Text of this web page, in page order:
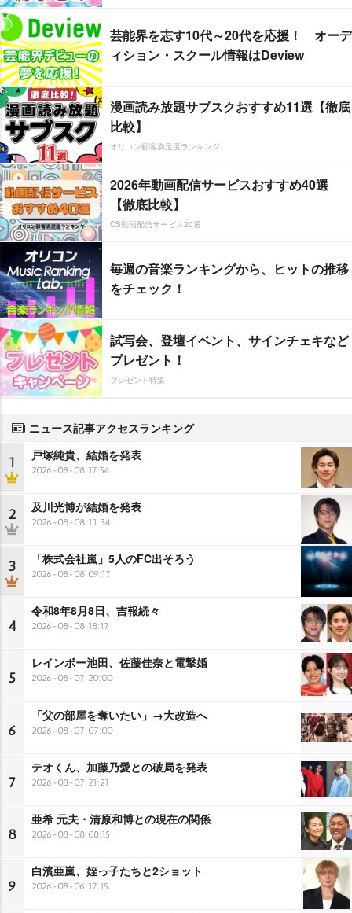
芸能界を志す10代～20代を応援！ オーデ
ィション・スクール情報はDeview
漫画読み放題サブスクおすすめ11選【徹底
比較】
オリコン顧客満足度ランキング
2026年動画配信サービスおすすめ40選
【徹底比較】
CS動画配信サービス20選
毎週の音楽ランキングから、ヒットの推移
をチェック！
試写会、登壇イベント、サインチェキなど
プレゼント！
プレゼント特集
ニュース記事アクセスランキング
1 戸塚純貴、結婚を発表
2026-08-08 17:54
2 及川光博が結婚を発表
2026-08-08 11:34
3 「株式会社嵐」5人のFC出そろう
2026-08-08 09:17
4
令和8年8月8日、吉報続々
2026-08-08 18:17
5
レインボー池田、佐藤佳奈と電撃婚
2026-08-07 20:00
6
「父の部屋を奪いたい」→大改造へ
2026-08-07 07:00
7
テオくん、加藤乃愛との破局を発表
2026-08-07 21:21
8
亜希 元夫・清原和博との現在の関係
2026-08-08 08:15
9
白濱亜嵐、姪っ子たちと2ショット
2026-08-06 17:15